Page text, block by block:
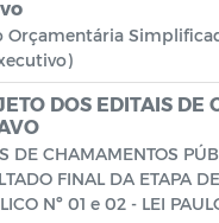
Orçamentária
DOS EDITAIS DE
DE CHAMAMENTOS
FINAL DA ETAPA
Nº 01 e 02 - LEI